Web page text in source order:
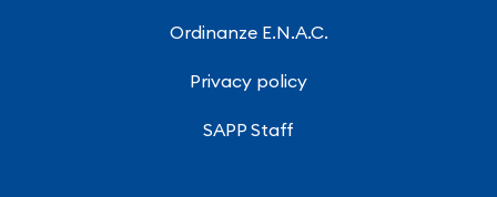
Ordinanze E.N.A.C.
Privacy policy
SAPP Staff